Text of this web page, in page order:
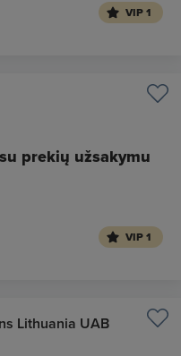
VIP 1
prekių užsakymu
VIP 1
Lithuania UAB